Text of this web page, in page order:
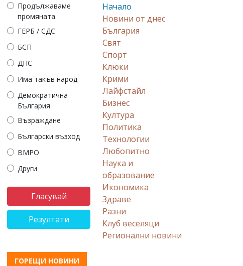
Продължаваме
промяната
ГЕРБ / СДС
БСП
ДПС
Има такъв народ
Демократична
България
Възраждане
Български възход
ВМРО
Други
Резултати
Начало
Новини от днес
България
Свят
Спорт
Клюки
Крими
Лайфстайл
Бизнес
Култура
Политика
Технологии
Любопитно
Наука и
образование
Икономика
Здраве
Разни
Клуб веселяци
Регионални новини
ГОРЕЩИ НОВИНИ